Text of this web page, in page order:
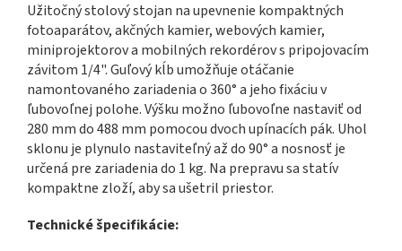
Užitočný stolový stojan na upevnenie kompaktných
fotoaparátov, akčných kamier, webových kamier,
miniprojektorov a mobilných rekordérov s pripojovacím
závitom 1/4". Guľový kĺb umožňuje otáčanie
namontovaného zariadenia o 360° a jeho fixáciu v
ľubovoľnej polohe. Výšku možno ľubovoľne nastaviť od
280 mm do 488 mm pomocou dvoch upínacích pák. Uhol
sklonu je plynulo nastaviteľný až do 90° a nosnosť je
určená pre zariadenia do 1 kg. Na prepravu sa statív
kompaktne zloží, aby sa ušetril priestor.
Technické špecifikácie: